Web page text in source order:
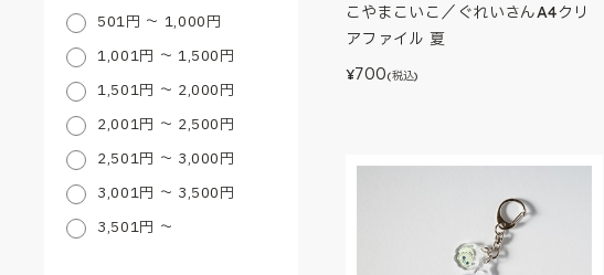
501円 ～ 1,000円
1,001円 ～ 1,500円
1,501円 ～ 2,000円
2,001円 ～ 2,500円
2,501円 ～ 3,000円
3,001円 ～ 3,500円
3,501円 ～
こやまこいこ／ぐれいさんA4クリ
アファイル 夏
¥700(税込)